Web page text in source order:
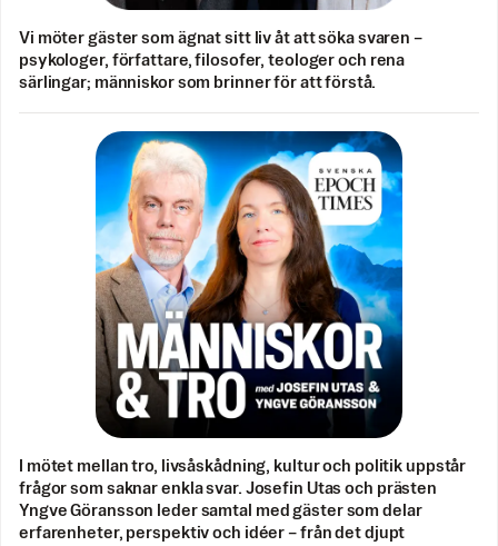
Vi möter gäster som ägnat sitt liv åt att söka svaren –
psykologer, författare, filosofer, teologer och rena
särlingar; människor som brinner för att förstå.
I mötet mellan tro, livsåskådning, kultur och politik uppstår
frågor som saknar enkla svar. Josefin Utas och prästen
Yngve Göransson leder samtal med gäster som delar
erfarenheter, perspektiv och idéer – från det djupt